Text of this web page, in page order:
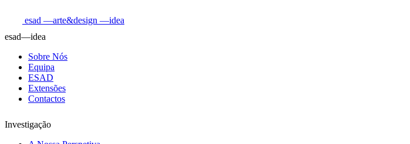
esad —arte&design —idea
esad—idea
Sobre Nós
Equipa
ESAD
Extensões
Contactos
Investigação